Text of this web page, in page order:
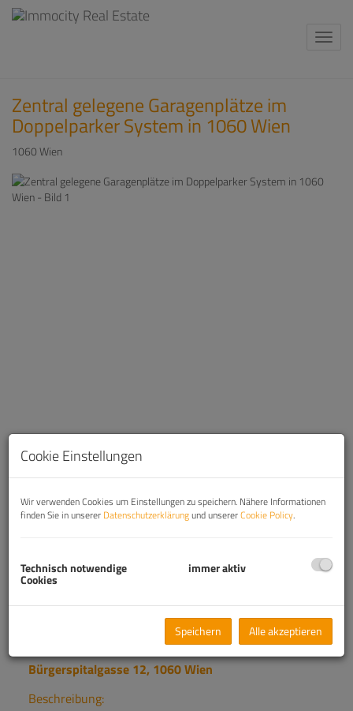
Zentral gelegene Garagenplätze im
Doppelparker System in 1060 Wien
1060 Wien
Beschreibung
Zentral gelegene Garagenplätze im Doppelparker
Bürgerspitalgasse 12, 1060 Wien
Beschreibung:
Cookie Einstellungen
Wir verwenden Cookies um Einstellungen zu speichern. Nähere Informationen
finden Sie in unserer Datenschutzerklärungund unsererCookie Policy.
Technisch notwendige
Cookies
immer aktiv
Speichern Alle akzeptieren